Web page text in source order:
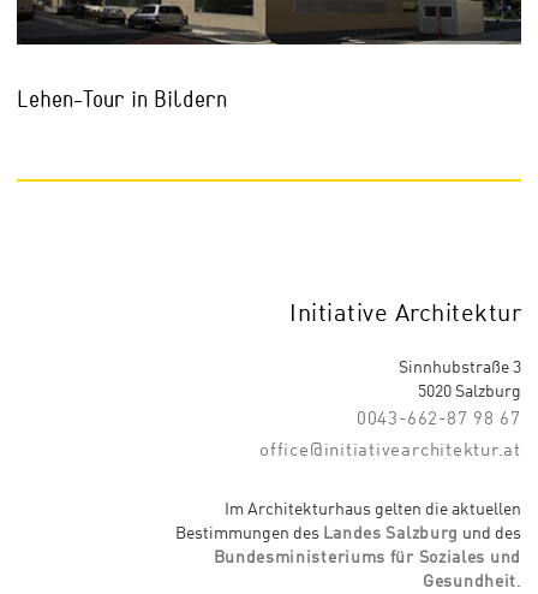
Lehen-Tour in Bildern
Initiative Architektur
Sinnhubstraße 3
5020 Salzburg
0043-662-87 98 67
office@initiativearchitektur.at
Im Architekturhaus gelten die aktuellen
Bestimmungen des Landes Salzburg und des
Bundesministeriums für Soziales und
Gesundheit.